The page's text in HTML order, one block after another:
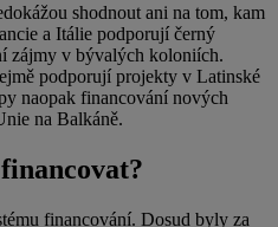
shodnout ani na tom, kam
a Itálie podporují černý
zájmy v bývalých koloniích.
podporují projekty v Latinské
naopak financování nových
na Balkáně.
financování. Dosud byly za